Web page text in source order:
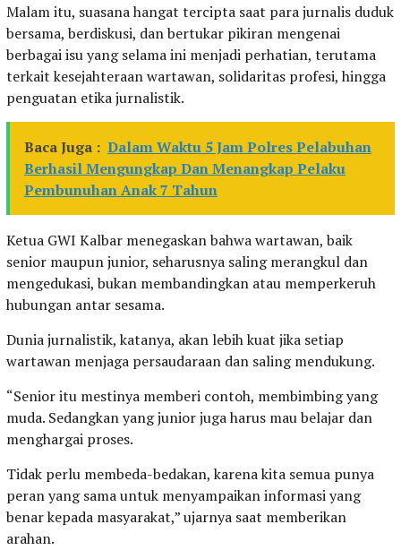
Malam itu, suasana hangat tercipta saat para jurnalis duduk
bersama, berdiskusi, dan bertukar pikiran mengenai
berbagai isu yang selama ini menjadi perhatian, terutama
terkait kesejahteraan wartawan, solidaritas profesi, hingga
penguatan etika jurnalistik.
Baca Juga : Dalam Waktu 5 Jam Polres Pelabuhan
Berhasil Mengungkap Dan Menangkap Pelaku
Pembunuhan Anak 7 Tahun
Ketua GWI Kalbar menegaskan bahwa wartawan, baik
senior maupun junior, seharusnya saling merangkul dan
mengedukasi, bukan membandingkan atau memperkeruh
hubungan antar sesama.
Dunia jurnalistik, katanya, akan lebih kuat jika setiap
wartawan menjaga persaudaraan dan saling mendukung.
“Senior itu mestinya memberi contoh, membimbing yang
muda. Sedangkan yang junior juga harus mau belajar dan
menghargai proses.
Tidak perlu membeda-bedakan, karena kita semua punya
peran yang sama untuk menyampaikan informasi yang
benar kepada masyarakat,” ujarnya saat memberikan
arahan.